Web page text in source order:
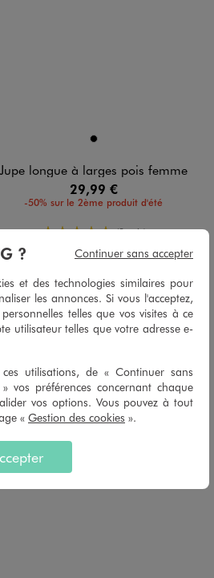
en 1 colorisNOIR
Jupe longue à larges pois femme
29,99 €
-50% sur le 2ème produit d'été
5/5 de moyenne
(8 avis)
?
et des technologies similaires pour
les annonces. Si vous l'acceptez,
telles que vos visites à ce
utilisateur telles que votre adresse e-
utilisations, de « Continuer sans
» vos préférences concernant chaque
vos options. Vous pouvez à tout
« Gestion des cookies ».
Continuer sans accepter